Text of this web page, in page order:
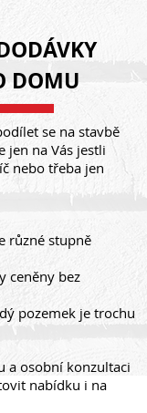
DOMU
se na stavbě
jen na Vás jestli
nebo třeba jen
různé stupně
ceněny bez
pozemek je trochu
a osobní konzultaci
nabídku i na